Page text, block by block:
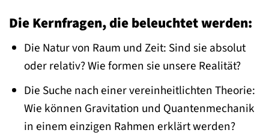
Die Kernfragen, die beleuchtet werden:
Die Natur von Raum und Zeit: Sind sie absolut
oder relativ? Wie formen sie unsere Realität?
Die Suche nach einer vereinheitlichten Theorie:
Wie können Gravitation und Quantenmechanik
in einem einzigen Rahmen erklärt werden?